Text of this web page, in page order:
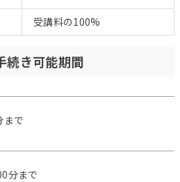
受講料の100%
続き可能期間
まで
分まで